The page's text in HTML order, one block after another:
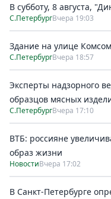
В субботу, 8 августа,
С.ПетербургВчера 19:03
Здание на улице
С.ПетербургВчера 18:57
Эксперты надзорного
образцов мясных
С.ПетербургВчера 17:10
ВТБ: россияне
образ жизни
НовостиВчера 17:02
В Санкт-Петербурге